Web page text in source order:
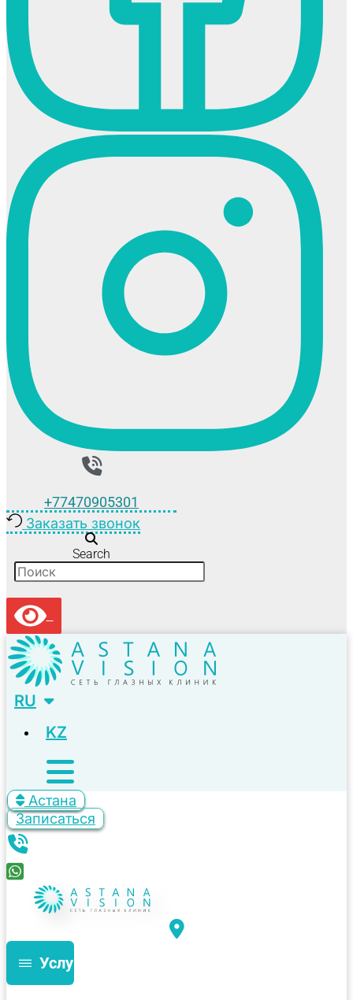
+77470905301
Заказать звонок
Search
RU
KZ
Астана
Записаться
Услуги